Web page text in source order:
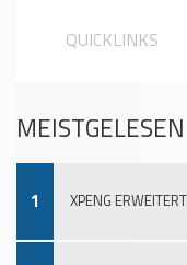
QUICKLINKS
MEISTGELESEN
1 XPENG